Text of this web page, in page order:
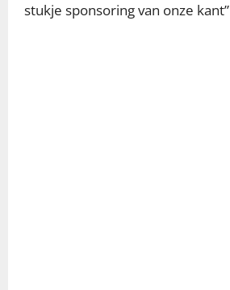
stukje sponsoring van onze kant”